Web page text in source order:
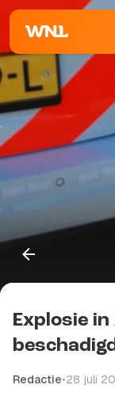
Explosie
Redactie•28 juli